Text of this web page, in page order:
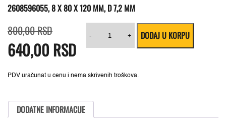
2608596055, 8 X 80 X 120 MM, D 7,2 MM
800,00RSDcena
je
bila:
800,00 RSD.
640,00 RSD
cena
je:
640,00 RSD.
PDV uračunat u cenu i nema skrivenih troškova.
-
Višenamenska
burgija
9
Bosch
x
+ DODAJ U KORPU
DODATNE INFORMACIJE